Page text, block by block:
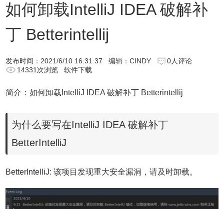
如何卸载IntelliJ IDEA 破解补
丁 Betterintellij
发布时间： 2021/6/10 16:31:37 编辑：CINDY
0人评论
14331次浏览
软件下载
简介：如何卸载IntelliJ IDEA 破解补丁 Betterintellij
为什么要写在IntelliJ IDEA 破解补丁
BetterIntelliJ
BetterIntelliJ: 该项目发现重大安全漏洞，请及时卸载。